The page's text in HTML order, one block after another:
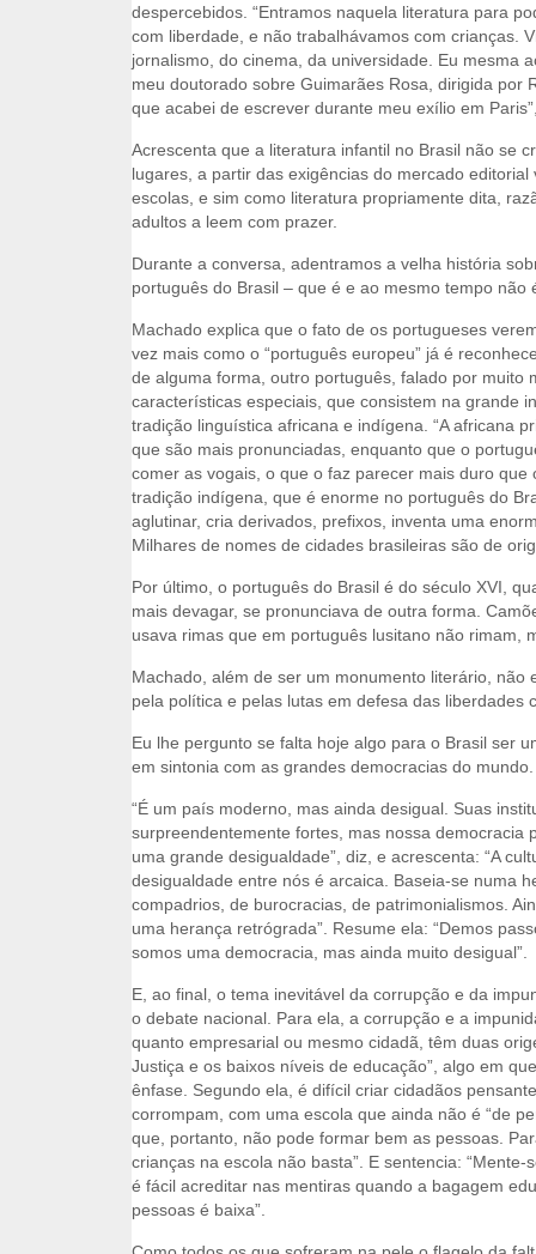
despercebidos. “Entramos naquela literatura para
com liberdade, e não trabalhávamos com crianças.
jornalismo, do cinema, da universidade. Eu mesma
meu doutorado sobre Guimarães Rosa, dirigida por
que acabei de escrever durante meu exílio em
Acrescenta que a literatura infantil no Brasil não se
lugares, a partir das exigências do mercado editorial
escolas, e sim como literatura propriamente dita,
adultos a leem com prazer.
Durante a conversa, adentramos a velha história
português do Brasil – que é e ao mesmo tempo não
Machado explica que o fato de os portugueses
vez mais como o “português europeu” já é
de alguma forma, outro português, falado por muito
características especiais, que consistem na grande
tradição linguística africana e indígena. “A africana
que são mais pronunciadas, enquanto que o
comer as vogais, o que o faz parecer mais duro que
tradição indígena, que é enorme no português do
aglutinar, cria derivados, prefixos, inventa uma
Milhares de nomes de cidades brasileiras são de
Por último, o português do Brasil é do século XVI,
mais devagar, se pronunciava de outra forma.
usava rimas que em português lusitano não rimam,
Machado, além de ser um monumento literário, não
pela política e pelas lutas em defesa das liberdades
Eu lhe pergunto se falta hoje algo para o Brasil ser
em sintonia com as grandes democracias do mundo.
“É um país moderno, mas ainda desigual. Suas
surpreendentemente fortes, mas nossa democracia
uma grande desigualdade”, diz, e acrescenta: “A
desigualdade entre nós é arcaica. Baseia-se numa
compadrios, de burocracias, de patrimonialismos.
uma herança retrógrada”. Resume ela: “Demos
somos uma democracia, mas ainda muito desigual”.
E, ao final, o tema inevitável da corrupção e da
o debate nacional. Para ela, a corrupção e a
quanto empresarial ou mesmo cidadã, têm duas
Justiça e os baixos níveis de educação”, algo em
ênfase. Segundo ela, é difícil criar cidadãos
corrompam, com uma escola que ainda não é “de
que, portanto, não pode formar bem as pessoas.
crianças na escola não basta”. E sentencia: “Mente-
é fácil acreditar nas mentiras quando a bagagem
pessoas é baixa”.